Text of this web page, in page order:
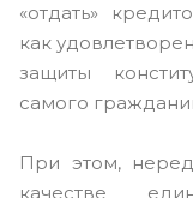
«отдать»
как
защиты
самого
При этом,
качестве